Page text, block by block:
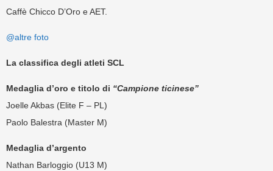
Caffè Chicco D’Oro e AET.
@altre foto
La classifica degli atleti SCL
Medaglia d’oro e titolo di “Campione ticinese”
Joelle Akbas (Elite F – PL)
Paolo Balestra (Master M)
Medaglia d’argento
Nathan Barloggio (U13 M)